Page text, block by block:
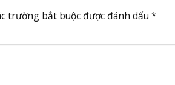
trường bắt buộc được đánh dấu *